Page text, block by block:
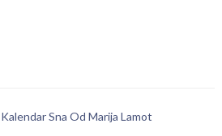
Kalendar Sna Od Marija Lamot